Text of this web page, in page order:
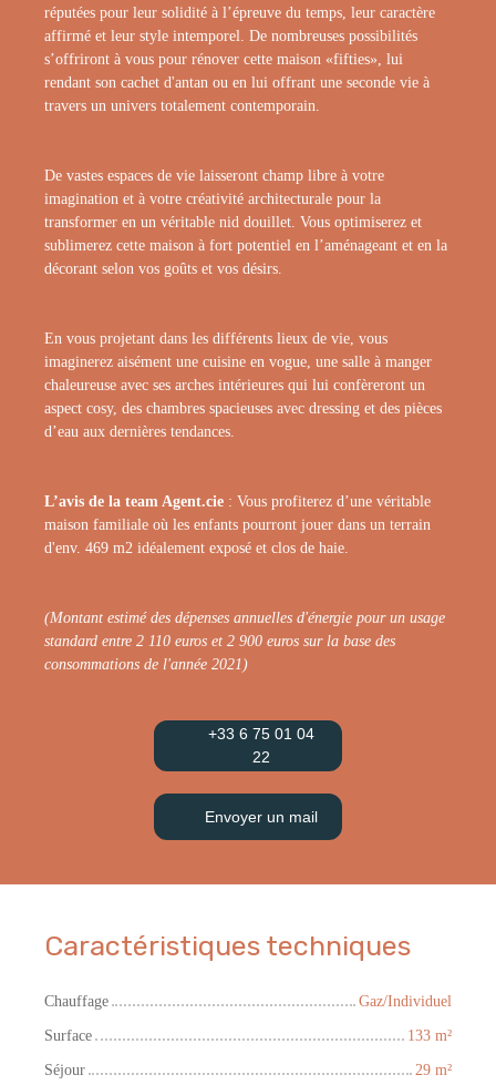
réputées pour leur solidité à l’épreuve du temps, leur caractère
affirmé et leur style intemporel. De nombreuses possibilités
s’offriront à vous pour rénover cette maison «fifties», lui
rendant son cachet d'antan ou en lui offrant une seconde vie à
travers un univers totalement contemporain.
De vastes espaces de vie laisseront champ libre à votre
imagination et à votre créativité architecturale pour la
transformer en un véritable nid douillet. Vous optimiserez et
sublimerez cette maison à fort potentiel en l’aménageant et en la
décorant selon vos goûts et vos désirs.
En vous projetant dans les différents lieux de vie, vous
imaginerez aisément une cuisine en vogue, une salle à manger
chaleureuse avec ses arches intérieures qui lui confèreront un
aspect cosy, des chambres spacieuses avec dressing et des pièces
d’eau aux dernières tendances.
L’avis de la team Agent.cie : Vous profiterez d’une véritable
maison familiale où les enfants pourront jouer dans un terrain
d'env. 469 m2 idéalement exposé et clos de haie.
(Montant estimé des dépenses annuelles d'énergie pour un usage
standard entre 2 110 euros et 2 900 euros sur la base des
consommations de l'année 2021)
+33 6 75 01 04
22
Envoyer un mail
Caractéristiques techniques
Chauffage
Gaz/Individuel
Surface
133 m²
Séjour
29 m²